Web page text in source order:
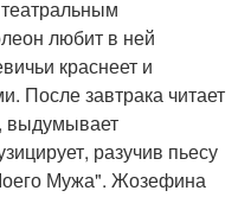
любит в ней
краснеет и
После завтрака читает
выдумывает
разучив пьесу
Мужа". Жозефина